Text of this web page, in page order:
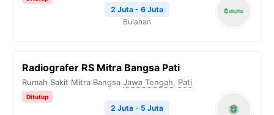
2 Juta - 6 Juta
Bulanan
Radiografer RS Mitra Bangsa Pati
Rumah Sakit Mitra Bangsa Jawa Tengah, Pati
Ditutup
2 Juta - 5 Juta